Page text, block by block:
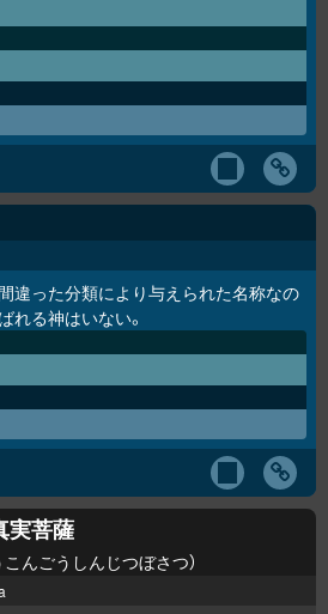
違った分類により与えられた名称なの
れる神はいない。
実菩薩
んごうしんじつぼさつ